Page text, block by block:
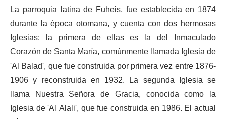
La parroquia latina de Fuheis, fue establecida en 1874
durante la época otomana, y cuenta con dos hermosas
Iglesias: la primera de ellas es la del Inmaculado
Corazón de Santa María, comúnmente llamada Iglesia de
'Al Balad', que fue construida por primera vez entre 1876-
1906 y reconstruida en 1932. La segunda Iglesia se
llama Nuestra Señora de Gracia, conocida como la
Iglesia de 'Al Alali', que fue construida en 1986. El actual